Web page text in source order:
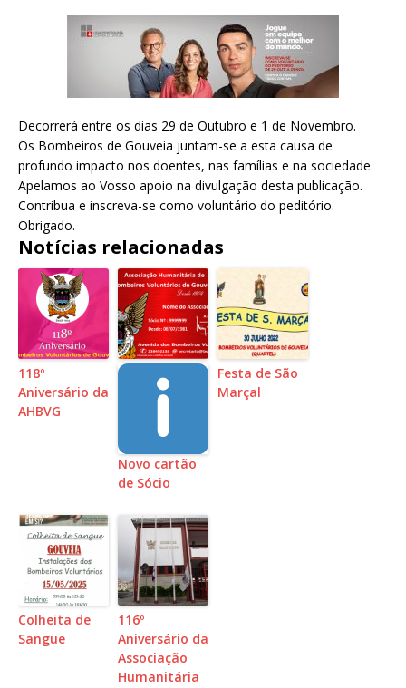
Decorrerá entre os dias 29 de Outubro e 1 de Novembro.
Os Bombeiros de Gouveia juntam-se a esta causa de
profundo impacto nos doentes, nas famílias e na sociedade.
Apelamos ao Vosso apoio na divulgação desta publicação.
Contribua e inscreva-se como voluntário do peditório.
Obrigado.
Notícias relacionadas
118º
Aniversário da
AHBVG
Novo cartão
de Sócio
Festa de São
Marçal
Colheita de
Sangue
116º
Aniversário da
Associação
Humanitária